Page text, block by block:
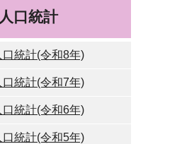
口統計
統計(令和8年)
統計(令和7年)
統計(令和6年)
統計(令和5年)